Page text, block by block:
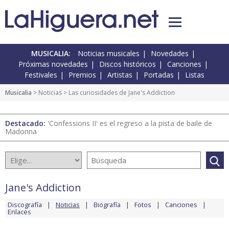
MUSICALIA: Noticias musicales
Novedades
Próximas novedades
Discos históricos
Canciones
Festivales
Premios Artistas Portadas Listas
Musicalia > Noticias > Las curiosidades de Jane's Addiction
Destacado: 'Confessions II' es el regreso a la pista de baile de
Madonna
Jane's Addiction
Discografía Noticias Biografía Fotos Canciones
Enlaces